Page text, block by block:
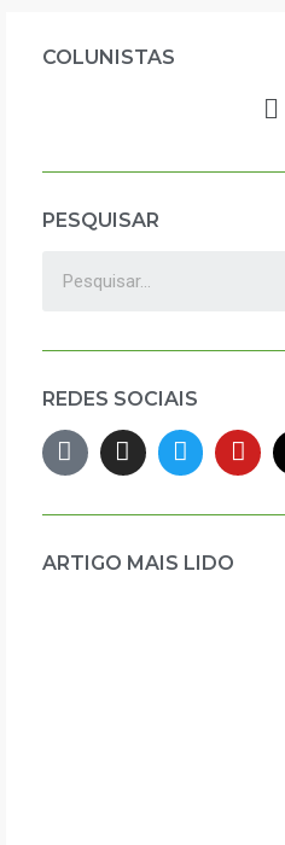
COLUNISTAS
PESQUISAR
REDES SOCIAIS
ARTIGO MAIS LIDO